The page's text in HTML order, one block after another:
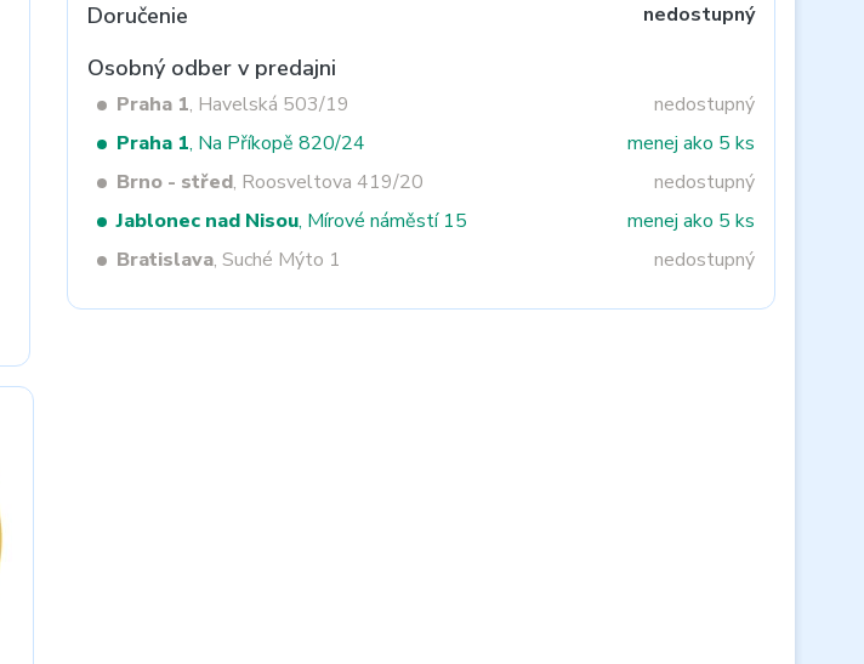
Doručenie nedostupný
Osobný odber v predajni
Praha 1, Havelská 503/19
nedostupný
Praha 1, Na Příkopě 820/24
menej ako 5 ks
Brno - střed, Roosveltova 419/20
nedostupný
Jablonec nad Nisou, Mírové náměstí 15
menej ako 5 ks
Bratislava, Suché Mýto 1 nedostupný